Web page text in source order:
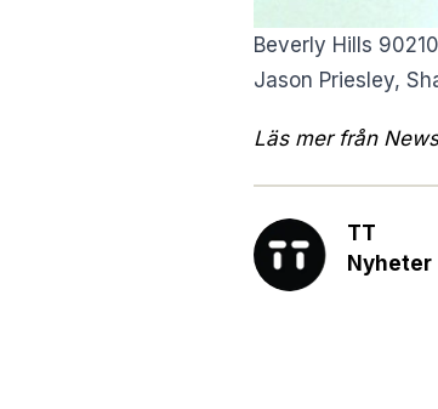
Beverly Hills
Jason Priesley,
Läs mer från
TT
Nyheter